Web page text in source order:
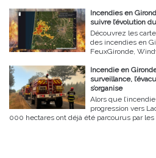
Incendies en
suivre l’évolution
Découvrez les
des incendies en
FeuxGironde,
Incendie en
surveillance,
s’organise
Alors que
progression vers
000 hectares ont déjà été parcourus par